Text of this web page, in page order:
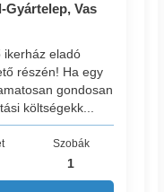
Gyártelep, Vas
ikerház eladó
részén! Ha egy
gondosan
költségekk...
Szobák
1